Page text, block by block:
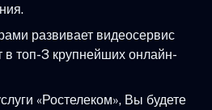
развивает видеосервис
в топ-3 крупнейших онлайн-
«Ростелеком», Вы будете